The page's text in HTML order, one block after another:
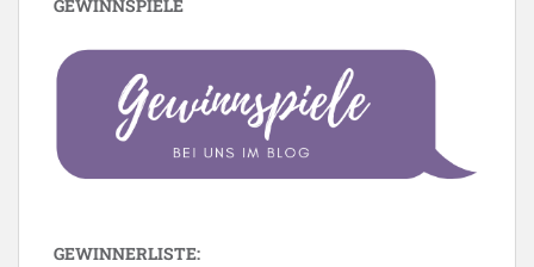
GEWINNSPIELE
GEWINNERLISTE: